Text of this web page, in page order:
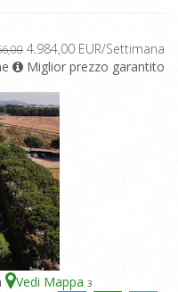
4.984,00 EUR/Settimana
Miglior prezzo garantito
Vedi Mappa 3